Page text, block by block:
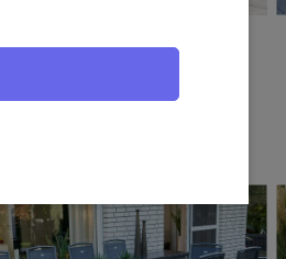
xerix, Alu/Teakholz,
8 Stapelsessel